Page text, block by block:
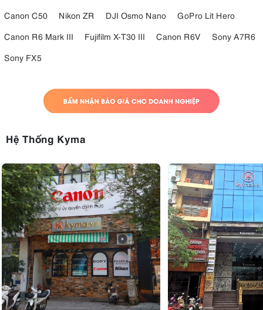
Canon C50
Nikon ZR DJI Osmo Nano
GoPro Lit Hero
Canon R6 Mark III
Fujifilm X-T30 III Canon R6V
Sony A7R6
Sony FX5
Hệ Thống Kyma